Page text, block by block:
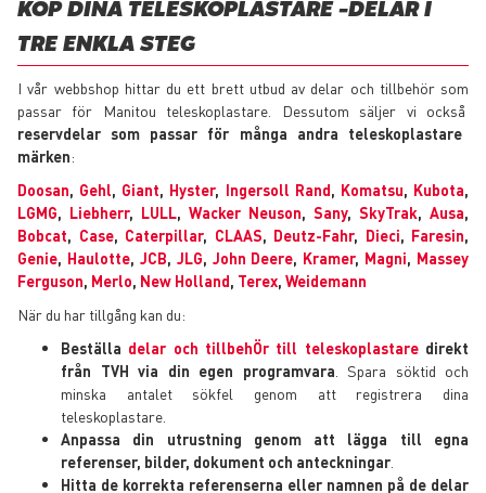
KÖP DINA TELESKOPLASTARE -DELAR I
TRE ENKLA STEG
I vår webbshop hittar du ett brett utbud av delar och tillbehör som
passar för Manitou teleskoplastare. Dessutom säljer vi också
reservdelar som passar för många andra teleskoplastare
märken:
Doosan, Gehl, Giant, Hyster, Ingersoll Rand, Komatsu, Kubota,
LGMG, Liebherr, LULL, Wacker Neuson, Sany, SkyTrak, Ausa,
Bobcat, Case, Caterpillar, CLAAS, Deutz-Fahr, Dieci, Faresin,
Genie, Haulotte, JCB, JLG, John Deere, Kramer, Magni, Massey
Ferguson, Merlo, New Holland, Terex, Weidemann
När du har tillgång kan du:
Beställa delar och tillbehÖr till teleskoplastaredirekt
från TVH via din egen programvara . Spara söktid och
minska antalet sökfel genom att registrera dina
teleskoplastare.
Anpassa din utrustning genom att lägga till egna
referenser, bilder, dokument och anteckningar
Hitta de korrekta referenserna eller namnen på de delar